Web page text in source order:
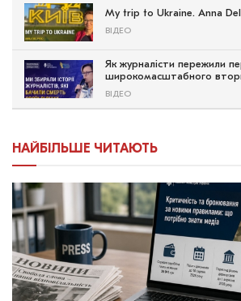
My trip to Ukraine. Anna Del
ВІДЕО
Як журналісти пережили
широкомасштабного
ВІДЕО
НАЙБІЛЬШЕ ЧИТАЮТЬ